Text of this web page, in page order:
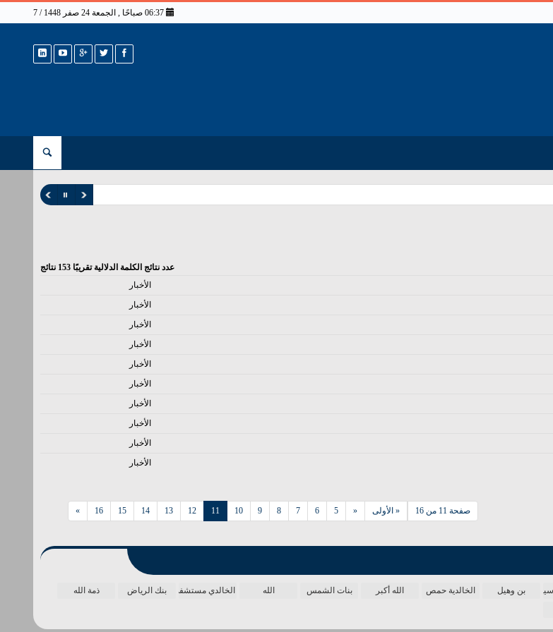
عدد نتائج الكلمة الدلالية تقريبًا 153 نتائج
الأخبار
الأخبار
الأخبار
الأخبار
الأخبار
الأخبار
الأخبار
الأخبار
الأخبار
الأخبار
صفحة 11 من 16 « الأولى «
5
6
7
8
9
10
11
12
13
14
15
16
»
بن وهيل الخالدية حمص الله أكبر بنات الشمس الله الخالدي مستشفى بنك الرياض
ذمة الله